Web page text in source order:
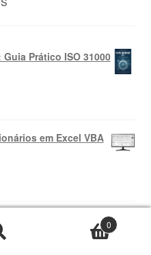
Prático ISO 31000
em Excel VBA
0